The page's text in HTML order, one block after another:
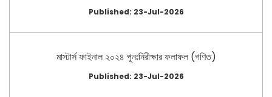
Published: 23-Jul-2026
মাস্টার্স ফাইনাল ২০২৪ পূনঃনিরীক্ষার ফলাফল (গণিত)
Published: 23-Jul-2026